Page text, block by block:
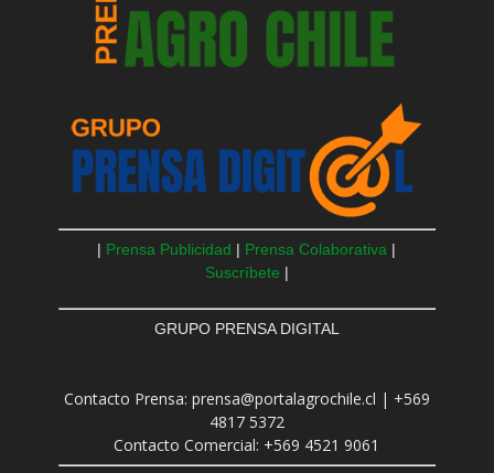
| Prensa Publicidad | Prensa Colaborativa |
Suscríbete |
GRUPO PRENSA DIGITAL
Contacto Prensa: prensa@portalagrochile.cl | +569
4817 5372
Contacto Comercial: +569 4521 9061